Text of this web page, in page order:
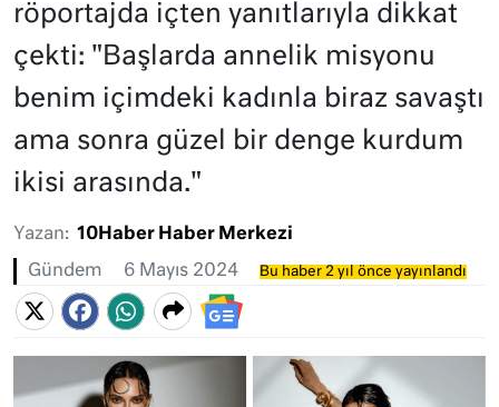
röportajda içten yanıtlarıyla dikkat
çekti: "Başlarda annelik misyonu
benim içimdeki kadınla biraz savaştı
ama sonra güzel bir denge kurdum
ikisi arasında."
Yazan: 10Haber Haber Merkezi
Gündem 6 Mayıs 2024 Bu haber 2 yıl önce yayınlandı